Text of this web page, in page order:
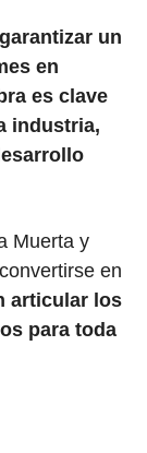
garantizar un
en
es clave
industria,
Muerta y
en
articular los
para toda